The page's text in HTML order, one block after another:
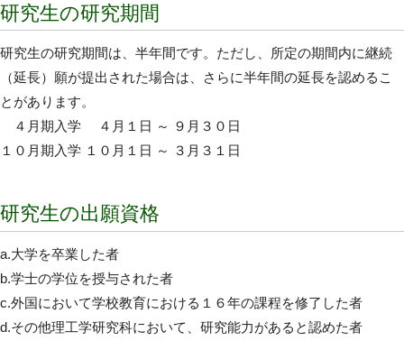
研究生の研究期間
研究生の研究期間は、半年間です。ただし、所定の期間内に継続
（延長）願が提出された場合は、さらに半年間の延長を認めるこ
とがあります。
４月期入学 ４月１日 ～ ９月３０日
１０月期入学 １０月１日 ～ ３月３１日
研究生の出願資格
a.大学を卒業した者
b.学士の学位を授与された者
c.外国において学校教育における１６年の課程を修了した者
d.その他理工学研究科において、研究能力があると認めた者